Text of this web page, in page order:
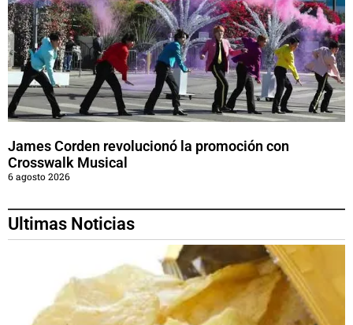
James Corden revolucionó la promoción con
Crosswalk Musical
6 agosto 2026
Ultimas Noticias